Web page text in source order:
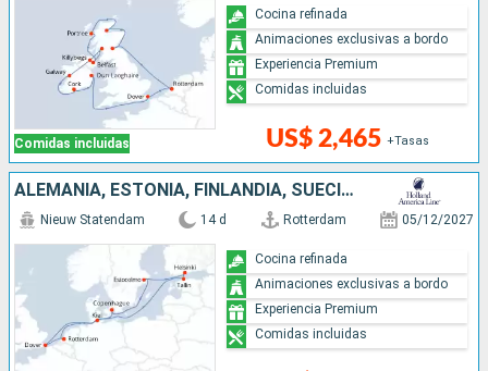
Comidas incluidas US$ 2,465 +Tasas
Cocina refinada
Animaciones exclusivas a bordo
Experiencia Premium
Comidas incluidas
ALEMANIA, ESTONIA, FINLANDIA, SUECIA, DINAMARCA, REINO UNIDO, PAISES BAJOS
Nieuw Statendam 14 d Rotterdam 05/12/2027
Cocina refinada
Animaciones exclusivas a bordo
Experiencia Premium
Comidas incluidas